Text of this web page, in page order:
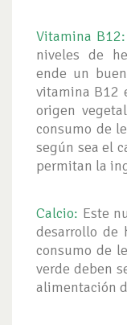
Vitamina B12:
niveles de
ende un
vitamina B12
origen
consumo de
según sea el
permitan la
Calcio: Este
desarrollo de
consumo de
verde deben
alimentación